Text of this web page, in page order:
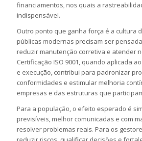
financiamentos, nos quais a
indispensável.
Outro ponto que ganha força é a cultura
públicas modernas precisam ser
reduzir manutenção corretiva e atender
Certificação ISO 9001, quando aplicada
e execução, contribui para padronizar
conformidades e estimular melhoria
empresas e das estruturas que
Para a população, o efeito esperado é
previsíveis, melhor comunicadas e com
resolver problemas reais. Para os